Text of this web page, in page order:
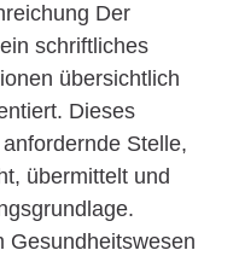
Der
schriftliches
übersichtlich
Dieses
Stelle,
übermittelt und
Gesundheitswesen